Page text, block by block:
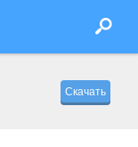
Скачать